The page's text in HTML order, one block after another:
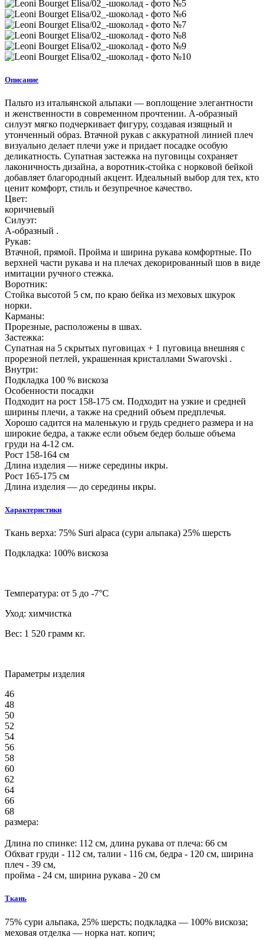
Описание
Пальто из итальянской альпаки — воплощение элегантности
и женственности в современном прочтении. А-образный
силуэт мягко подчеркивает фигуру, создавая изящный и
утонченный образ. Втачной рукав с аккуратной линией плеч
визуально делает плечи уже и придает посадке особую
деликатность. Супатная застежка на пуговицы сохраняет
лаконичность дизайна, а воротник-стойка с норковой бейкой
добавляет благородный акцент. Идеальный выбор для тех, кто
ценит комфорт, стиль и безупречное качество.
Цвет:
коричневый
Силуэт:
А-образный .
Рукав:
Втачной, прямой. Пройма и ширина рукава комфортные. По
верхней части рукава и на плечах декорированный шов в виде
имитации ручного стежка.
Воротник:
Стойка высотой 5 см, по краю бейка из меховых шкурок
норки.
Карманы:
Прорезные, расположены в швах.
Застежка:
Супатная на 5 скрытых пуговицах + 1 пуговица внешняя с
прорезной петлей, украшенная кристаллами Swarovski .
Внутри:
Подкладка 100 % вискоза
Особенности посадки
Подходит на рост 158-175 см. Подходит на узкие и средней
ширины плечи, а также на средний объем предплечья.
Хорошо садится на маленькую и грудь среднего размера и на
широкие бедра, а также если объем бедер больше объема
груди на 4-12 см.
Рост 158-164 см
Длина изделия — ниже середины икры.
Рост 165-175 см
Длина изделия — до середины икры.
Характеристики
Ткань верха: 75% Suri alpaca (сури альпака) 25% шерсть
Подкладка: 100% вискоза
Температура: от 5 до -7°C
Уход: химчистка
Вес: 1 520 грамм кг.
Параметры изделия
46
48
50
52
54
56
58
60
62
64
66
68
размера:
Длина по спинке: 112 см, длина рукава от плеча: 66 см
Обхват груди - 112 см, талии - 116 см, бедра - 120 см, ширина
плеч - 39 см,
пройма - 24 см, ширина рукава - 20 см
Ткань
75% сури альпака, 25% шерсть; подкладка — 100% вискоза;
меховая отделка — норка нат. копич;